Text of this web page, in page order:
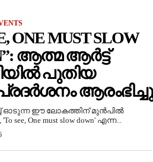
ONE MUST SLOW
ആത്മ ആർട്ട്
പുതിയ
ആരംഭിച്ചു
ഓടുന്ന ഈ ലോകത്തിന് മുൻപിൽ
see, One must slow down' എന്ന...